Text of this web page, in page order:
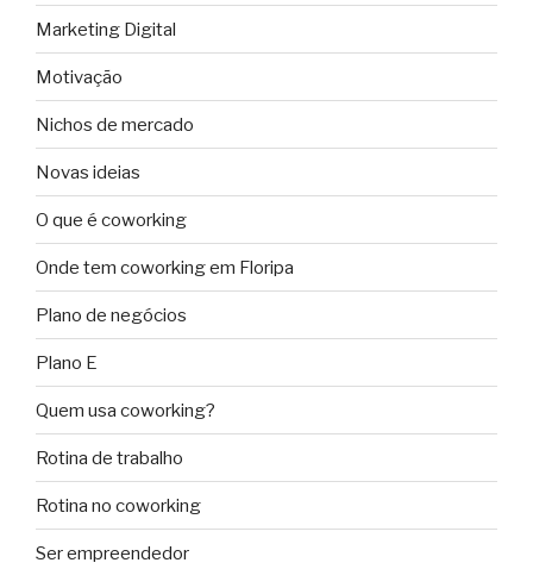
Marketing Digital
Motivação
Nichos de mercado
Novas ideias
O que é coworking
Onde tem coworking em Floripa
Plano de negócios
Plano E
Quem usa coworking?
Rotina de trabalho
Rotina no coworking
Ser empreendedor